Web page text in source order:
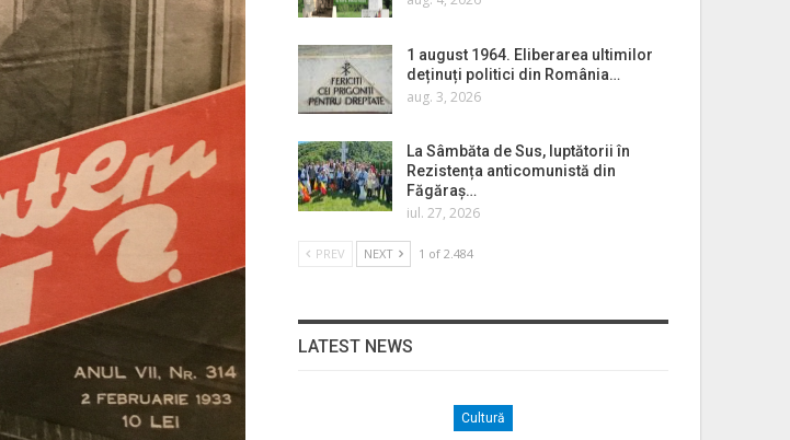
1 august 1964. Eliberarea ultimilor
deținuți politici din România…
aug. 3, 2026
La Sâmbăta de Sus, luptătorii în
Rezistența anticomunistă din
Făgăraș…
iul. 27, 2026
PREV NEXT 1 of 2.484
LATEST NEWS
Cultură